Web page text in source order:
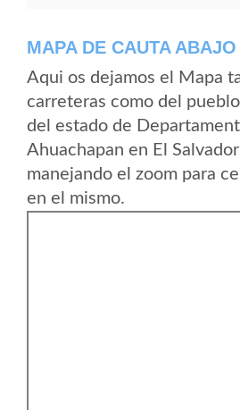
MAPA DE CAUTA ABAJO
Aqui os dejamos el Mapa
carreteras como del
del estado de
Ahuachapan en El
manejando el zoom para
en el mismo.